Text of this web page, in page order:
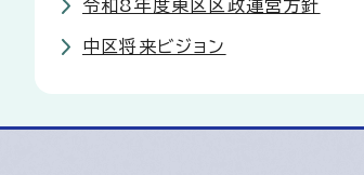
令和8年度東区区政運営方針
中区将来ビジョン